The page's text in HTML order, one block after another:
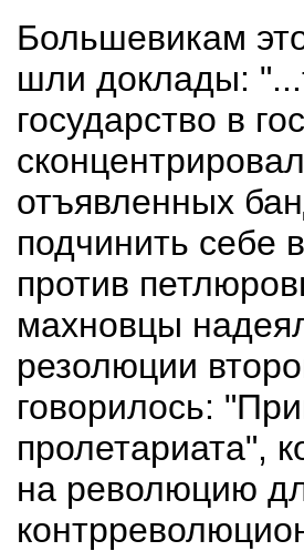
Большевикам
шли доклады:
государство в
отъявленных
подчинить себе
против
махновцы
резолюции
говорилось:
пролетариата",
на революцию